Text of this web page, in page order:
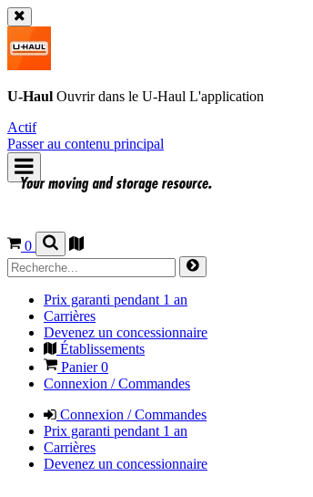
U-Haul Ouvrir dans le U-Haul L'application
Actif
Passer au contenu principal
0
Prix garanti pendant 1 an
Carrières
Devenez un concessionnaire
Établissements
Panier0
Connexion / Commandes
Connexion / Commandes
Prix garanti pendant 1 an
Carrières
Devenez un concessionnaire